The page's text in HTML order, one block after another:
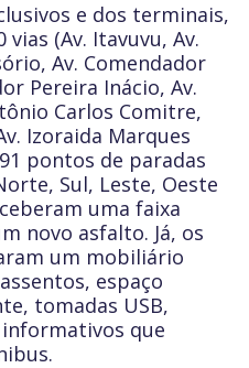
e dos terminais,
(Av. Itavuvu, Av.
Av. Comendador
Pereira Inácio, Av.
Carlos Comitre,
Izoraida Marques
pontos de paradas
Sul, Leste, Oeste
uma faixa
novo asfalto. Já, os
um mobiliário
espaço
tomadas USB,
que